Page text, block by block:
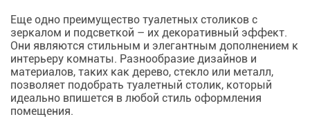
Еще одно преимущество туалетных столиков с
зеркалом и подсветкой – их декоративный эффект.
Они являются стильным и элегантным дополнением к
интерьеру комнаты. Разнообразие дизайнов и
материалов, таких как дерево, стекло или металл,
позволяет подобрать туалетный столик, который
идеально впишется в любой стиль оформления
помещения.